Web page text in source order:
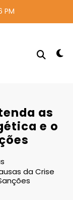
PM
as
e o
da Crise